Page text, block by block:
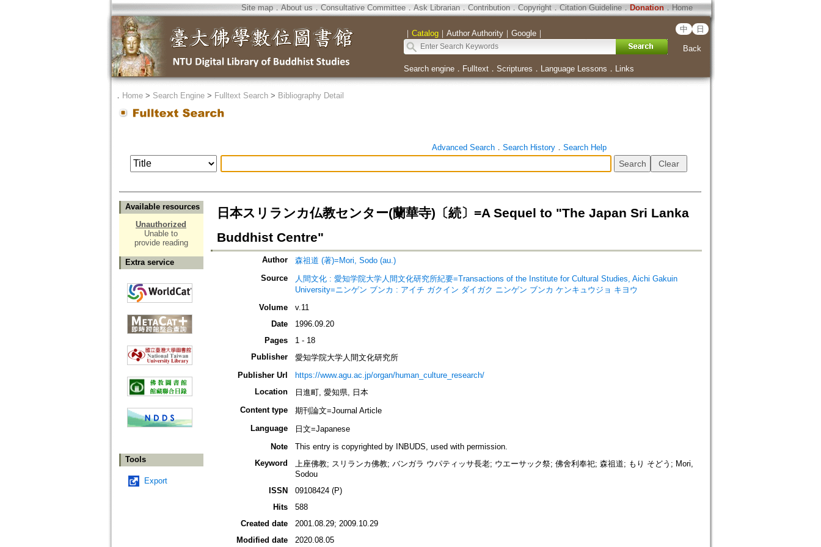
Site map．About us ． Consultative Committee． Ask Librarian． Contribution．Copyright．Citation Guideline． Donation．Home
｜ Catalog｜ Author Authority｜ Google｜ 中 日
Back
Search engine． Fulltext． Scriptures ． Language Lessons ． Links
． Home> Search Engine> Fulltext Search> Bibliography Detail
Advanced Search． Search History． Search Help
Available resources
Unauthorized
Unable to
provide reading
Extra service
Tools
Export
日本スリランカ仏教センター(蘭華寺)〔続〕=A Sequel to "The Japan Sri Lanka
Buddhist Centre"
Author
森祖道 (著)=Mori, Sodo (au.)
Source
人間文化 : 愛知学院大学人間文化研究所紀要=Transactions of the Institute for Cultural Studies, Aichi Gakuin
University=ニンゲン ブンカ : アイチ ガクイン ダイガク ニンゲン ブンカ ケンキュウジョ キヨウ
Volume
v.11
Date
1996.09.20
Pages
1 - 18
Publisher
愛知学院大学人間文化研究所
Publisher Url
https://www.agu.ac.jp/organ/human_culture_research/
Location
日進町, 愛知県, 日本
Content type
期刊論文=Journal Article
Language
日文=Japanese
Note
This entry is copyrighted by INBUDS, used with permission.
Keyword
上座佛教; スリランカ佛教; バンガラ ウパティッサ長老; ウエーサック祭; 佛舍利奉祀; 森祖道; もり そどう; Mori,
Sodou
ISSN
09108424 (P)
Hits
588
Created date
2001.08.29; 2009.10.29
Modified date
2020.08.05